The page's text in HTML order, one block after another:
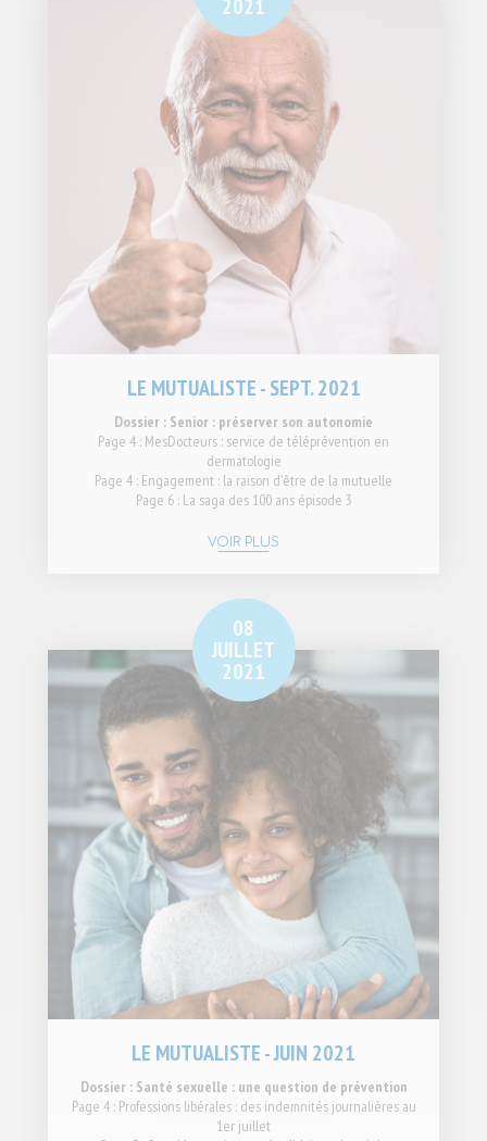
2021
LE MUTUALISTE - SEPT. 2021
Dossier : Senior : préserver son autonomie
Page 4 : MesDocteurs : service de téléprévention en
dermatologie
Page 4 : Engagement : la raison d'être de la mutuelle
Page 6 : La saga des 100 ans épisode 3
VOIR PLUS
08
JUILLET
2021
LE MUTUALISTE - JUIN 2021
Dossier : Santé sexuelle : une question de prévention
Page 4 : Professions libérales : des indemnités journalières au
1er juillet